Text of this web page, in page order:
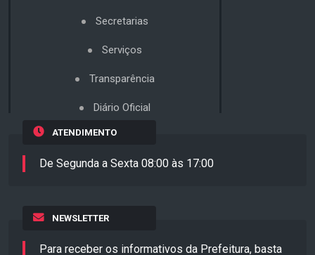
Secretarias
Serviços
Transparência
Diário Oficial
ATENDIMENTO
De Segunda a Sexta 08:00 às 17:00
NEWSLETTER
Para receber os informativos da Prefeitura, basta